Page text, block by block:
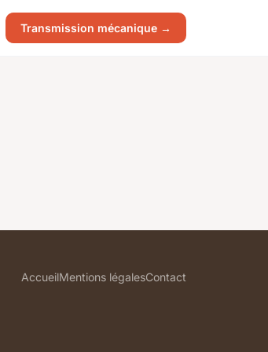
Transmission mécanique →
AccueilMentions légalesContact